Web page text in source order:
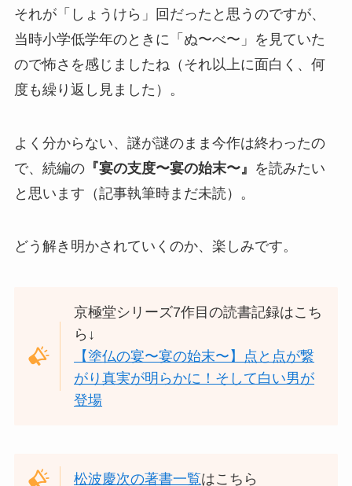
それが「しょうけら」回だったと思うのですが、
当時小学低学年のときに「ぬ〜べ〜」を見ていた
ので怖さを感じましたね（それ以上に面白く、何
度も繰り返し見ました）。
よく分からない、謎が謎のまま今作は終わったの
で、続編の『宴の支度〜宴の始末〜』 を読みたい
と思います（記事執筆時まだ未読）。
どう解き明かされていくのか、楽しみです。
京極堂シリーズ7作目の読書記録はこち
ら↓
【塗仏の宴〜宴の始末〜】点と点が繋
がり真実が明らかに！そして白い男が
登場
松波慶次の著書一覧はこちら